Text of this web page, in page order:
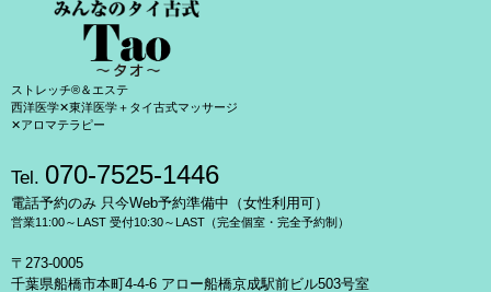
ストレッチ®＆エステ
西洋医学✕東洋医学＋タイ古式マッサージ
✕アロマテラピー
Tel. 070-7525-1446
電話予約のみ 只今Web予約準備中（女性利用可）
営業11:00～LAST 受付10:30～LAST（完全個室・完全予約制）
〒273-0005
千葉県船橋市本町4-4-6 アロー船橋京成駅前ビル503号室